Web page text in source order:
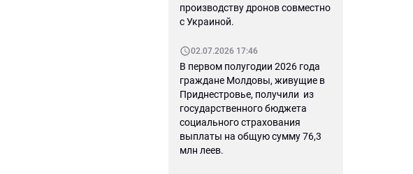
производству дронов совместно
с Украиной.
02.07.2026 17:46
В первом полугодии 2026 года
граждане Молдовы, живущие в
Приднестровье, получили из
государственного бюджета
социального страхования
выплаты на общую сумму 76,3
млн леев.